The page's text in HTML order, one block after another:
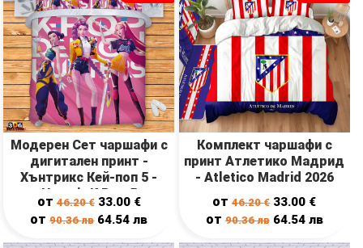
Модерен Сет чаршафи с
дигитален принт -
Хънтрикс Кей-поп 5 -
Huntrix K Pop 5
от46.20€ 33.00 €
от90.36лв 64.54лв
Комплект чаршафи с
принт Атлетико Мадрид
- Atletico Madrid 2026
от46.20€ 33.00 €
от 90.36лв 64.54 лв